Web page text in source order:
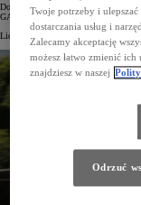
Dostępne są też atrakcyjne formy
GAP*. Można także uzyskać
Liczba aut objętych ofertą specjalną
Twoje potrzeby i
dostarczania usług i
Zalecamy akceptację
możesz łatwo zmienić ich
znajdziesz w naszej
Odrzuć